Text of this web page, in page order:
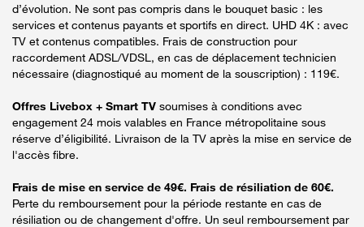
d’évolution. Ne sont pas compris dans le bouquet basic : les
services et contenus payants et sportifs en direct. UHD 4K : avec
TV et contenus compatibles. Frais de construction pour
raccordement ADSL/VDSL, en cas de déplacement technicien
nécessaire (diagnostiqué au moment de la souscription) : 119€.
Offres Livebox + Smart TV soumises à conditions avec
engagement 24 mois valables en France métropolitaine sous
réserve d’éligibilité. Livraison de la TV après la mise en service de
l'accès fibre.
Frais de mise en service de 49€. Frais de résiliation de 60€.
Perte du remboursement pour la période restante en cas de
résiliation ou de changement d'offre. Un seul remboursement par